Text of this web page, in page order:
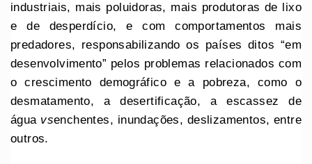
industriais, mais poluidoras, mais produtoras de lixo
e de desperdício, e com comportamentos mais
predadores, responsabilizando os países ditos “em
desenvolvimento” pelos problemas relacionados com
o crescimento demográfico e a pobreza, como o
desmatamento, a desertificação, a escassez de
água vsenchentes, inundações, deslizamentos, entre
outros.